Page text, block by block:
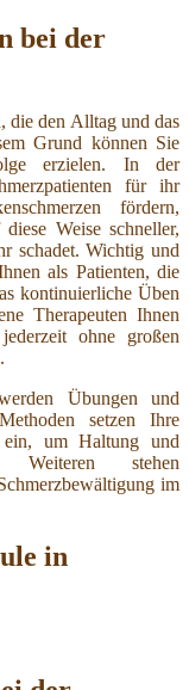
bei der
die den Alltag und das
Grund können Sie
erzielen. In der
für ihr
fördern,
Weise schneller,
schadet. Wichtig und
als Patienten, die
kontinuierliche Üben
Therapeuten Ihnen
ohne großen
Übungen und
setzen Ihre
ein, um Haltung und
stehen
im
in